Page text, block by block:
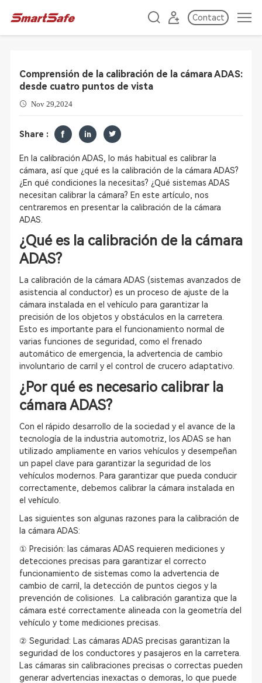
Contact
Comprensión de la calibración de la cámara ADAS:
desde cuatro puntos de vista
Nov 29,2024
Share :
En la calibración ADAS, lo más habitual es calibrar la
cámara, así que ¿qué es la calibración de la cámara ADAS?
¿En qué condiciones la necesitas? ¿Qué sistemas ADAS
necesitan calibrar la cámara? En este artículo, nos
centraremos en presentar la calibración de la cámara
ADAS.
¿Qué es la calibración de la cámara
ADAS?
La calibración de la cámara ADAS (sistemas avanzados de
asistencia al conductor) es un proceso de ajuste de la
cámara instalada en el vehículo para garantizar la
precisión de los objetos y obstáculos en la carretera.
Esto es importante para el funcionamiento normal de
varias funciones de seguridad, como el frenado
automático de emergencia, la advertencia de cambio
involuntario de carril y el control de crucero adaptativo.
¿Por qué es necesario calibrar la
cámara ADAS?
Con el rápido desarrollo de la sociedad y el avance de la
tecnología de la industria automotriz, los ADAS se han
utilizado ampliamente en varios vehículos y desempeñan
un papel clave para garantizar la seguridad de los
vehículos modernos. Para garantizar que pueda conducir
correctamente, debemos calibrar la cámara instalada en
el vehículo.
Las siguientes son algunas razones para la calibración de
la cámara ADAS:
① Precisión: las cámaras ADAS requieren mediciones y
detecciones precisas para garantizar el correcto
funcionamiento de sistemas como la advertencia de
cambio de carril, la detección de puntos ciegos y la
prevención de colisiones. La calibración garantiza que la
cámara esté correctamente alineada con la geometría del
vehículo y tome mediciones precisas.
② Seguridad: Las cámaras ADAS precisas garantizan la
seguridad de los conductores y pasajeros en la carretera.
Las cámaras sin calibraciones precisas o correctas pueden
generar advertencias inexactas o demoras, lo que puede